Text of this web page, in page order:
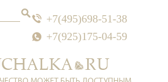
+7(495)698-51-38
+7(925)175-04-59